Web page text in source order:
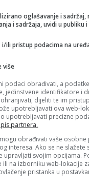
“Obrazovanje gradi
– Konjic je u posljednje
25 ​​stipendista
15. Februara 2023.
Nogometaši Igmana
Konjičanke cvijećem i
ulazom na utakmicu
7. Marta 2025.
oglašavanje i sadržaj,
i sadržaja, uvidi u publiku
i/ili pristup podacima na
više
podaci obrađivati, a
jedinstvene identifikatore i
dijeliti te im
upotrebljavati ova web-
upotrebljavati precizne
partnera.
obrađivati vaše osobne
interesa. Ako se ne slažete
upravljati svojim opcijama.
ili na izborniku web-lokacije
pristanka u